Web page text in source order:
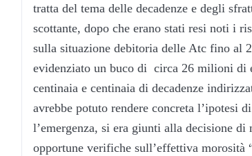
tratta del tema delle decadenze e degli
scottante, dopo che erano stati resi noti i
sulla situazione debitoria delle Atc fino al
evidenziato un buco di circa 26 milioni di
centinaia e centinaia di decadenze
avrebbe potuto rendere concreta l’ipotesi
l’emergenza, si era giunti alla decisione
opportune verifiche sull’effettiva